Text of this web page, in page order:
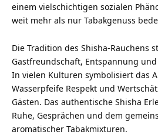
einem vielschichtigen sozialen
weit mehr als nur Tabakgenuss
Die Tradition des Shisha-Rauchens
Gastfreundschaft, Entspannung
In vielen Kulturen symbolisiert das
Wasserpfeife Respekt und
Gästen. Das authentische Shisha
Ruhe, Gesprächen und dem
aromatischer Tabakmixturen.